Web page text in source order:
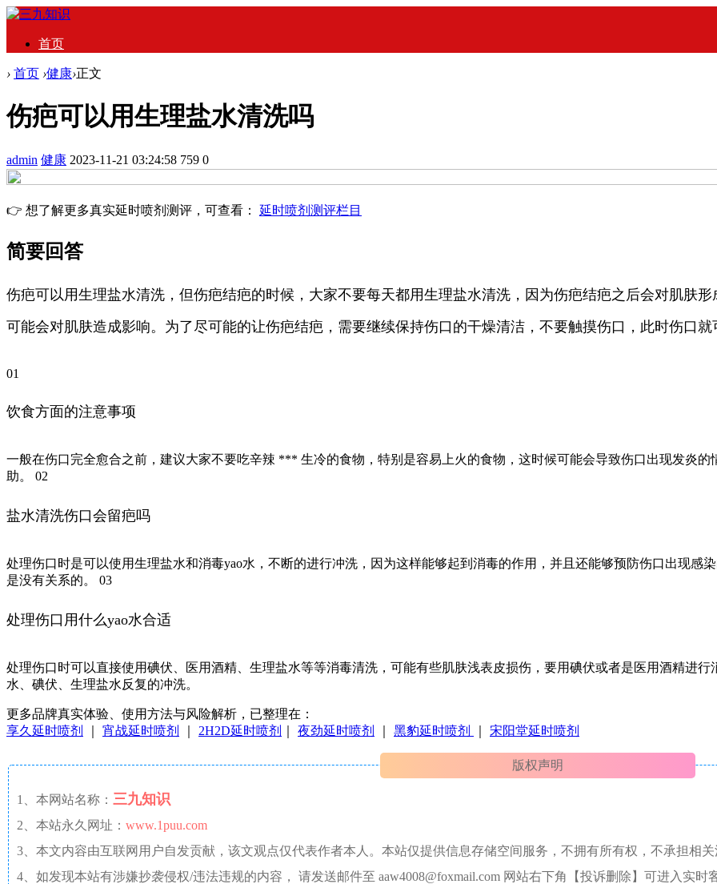
首页
› 首页 ›健康›正文
伤疤可以用生理盐水清洗吗
admin 健康 2023-11-21 03:24:58 759 0
👉 想了解更多真实延时喷剂测评，可查看： 延时喷剂测评栏目
简要回答
伤疤可以用生理盐水清洗，但伤疤结疤的时候，大家不要每天都用生理盐水清洗，因为伤疤结疤之后会对肌肤
可能会对肌肤造成影响。为了尽可能的让伤疤结疤，需要继续保持伤口的干燥清洁，不要触摸伤口，此时伤口就
01
饮食方面的注意事项
一般在伤口完全愈合之前，建议大家不要吃辛辣 *** 生冷的食物，特别是容易上火的食物，这时候可能会导致伤口出现发炎
助。 02
盐水清洗伤口会留疤吗
处理伤口时是可以使用生理盐水和消毒yao水，不断的进行冲洗，因为这样能够起到消毒的作用，并且还能够预防伤口出现感
是没有关系的。 03
处理伤口用什么yao水合适
处理伤口时可以直接使用碘伏、医用酒精、生理盐水等等消毒清洗，可能有些肌肤浅表皮损伤，要用碘伏或者是医用酒精进
水、碘伏、生理盐水反复的冲洗。
更多品牌真实体验、使用方法与风险解析，已整理在：
享久延时喷剂
宵战延时喷剂 2H2D延时喷剂 夜劲延时喷剂 黑豹延时喷剂 宋阳堂延时喷剂
版权声明
1、本网站名称： 三九知识
2、本站永久网址： www.1puu.com
3、本文内容由互联网用户自发贡献，该文观点仅代表作者本人。本站仅提供信息存储空间服务，不拥有所有权，不承担相
4、如发现本站有涉嫌抄袭侵权/违法违规的内容， 请发送邮件至 aaw4008@foxmail.com 网站右下角【投诉删除】可进入实时